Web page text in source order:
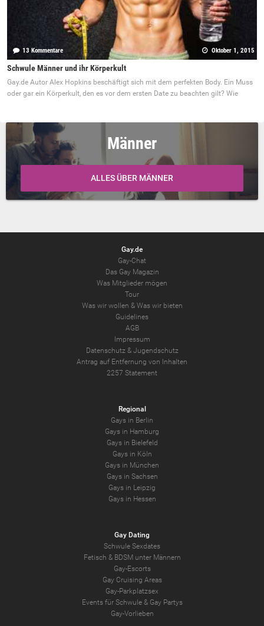
13 Kommentare Oktober 1, 2015
Schwule Männer und ihr Körperkult
Gay.de Autor Alex Hopkins beschäftigt sich mit dem perfekten Body. Ein Muss
oder gar ein Körperkult, den es vor dem ersten Date zu beachten gilt? Wie
Männer
ALLES ÜBER MÄNNER
Gay.de
Gay-Chat
Das Gay Magazin
Was Mitglieder mögen
Tour
Was wir wollen & Was wir bieten
Guidelines
AGB
Impressum
Datenschutz& Jugendschutz
Antrag auf Entfernung von Inhalten
2257 Statement
Regional
Gays in Berlin
Gays in Hamburg
Gays in Bielefeld
Gays in Köln
Gays in München
Gays in Sachsen
Gays in Leipzig
Gays in Hessen
Gay Dating
Schwule Sexdates
Fetisch & BDSM unter Männern
Gay-Escorts
Gay Cruising Areas
Gay-Parkplatzsex
Events für Schwule & Gay Partys
Gay-Vorlieben